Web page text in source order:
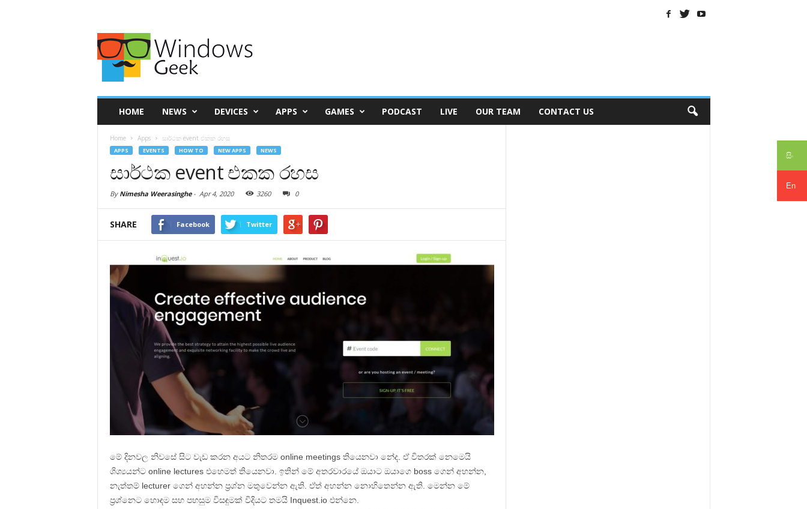
සිං
En
HOME NEWS DEVICES APPS GAMES PODCAST LIVE OUR TEAM CONTACT US
Home Apps සාර්ථක event එකක රහස
APPS EVENTS HOW TO NEW APPS NEWS
සාර්ථක event එකක රහස
By Nimesha Weerasinghe- Apr 4, 2020 3260 0
SHARE Facebook Twitter
මේ දිනවල නිවසේ සිට වැඩ කරන අයට නිතරම online meetings තියෙනවා නේද. ඒ විතරක් නෙමෙයි
ශිශ්‍යයන්ට online lectures එහෙමත් තියෙනවා. ඉතින් මේ අතරවාරයේ ඔයාට ඔයාගෙ boss ගෙන් අහන්න,
නැත්තම් lecturer ගෙන් අහන්න ප්‍රශ්න මතුවෙන්න ඇති. ඒත් අහන්න නොහිතෙන්න ඇති. මෙන්න මේ
ප්‍රශ්නෙට හොඳම සහ පහසුම විසඳුමක් විදියට තමයි Inquest.io එන්නෙ.